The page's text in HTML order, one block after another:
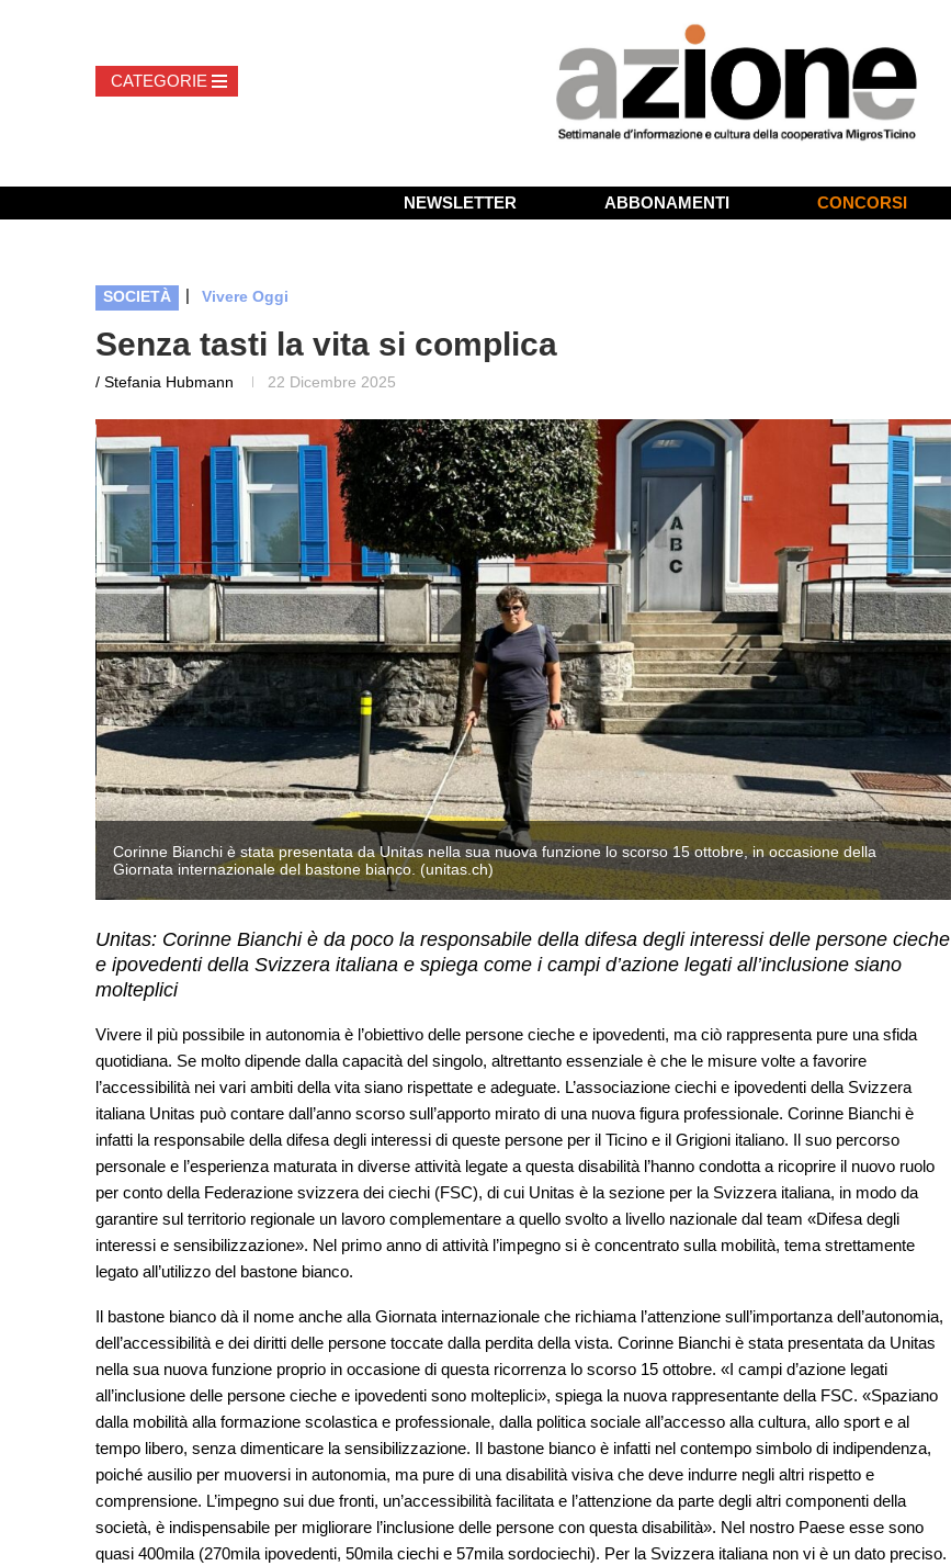
NEWSLETTER ABBONAMENTI CONCORSI
SOCIETÀ | Vivere Oggi
Senza tasti la vita si complica
/ Stefania Hubmann 22 Dicembre 2025
Corinne Bianchi è stata presentata da Unitas nella sua nuova funzione lo scorso 15 ottobre, in occasione della
Giornata internazionale del bastone bianco. (unitas.ch)
Unitas: Corinne Bianchi è da poco la responsabile della difesa degli interessi delle persone cieche
e ipovedenti della Svizzera italiana e spiega come i campi d’azione legati all’inclusione siano
molteplici
Vivere il più possibile in autonomia è l’obiettivo delle persone cieche e ipovedenti, ma ciò rappresenta pure una sfida
quotidiana. Se molto dipende dalla capacità del singolo, altrettanto essenziale è che le misure volte a favorire
l’accessibilità nei vari ambiti della vita siano rispettate e adeguate. L’associazione ciechi e ipovedenti della Svizzera
italiana Unitas può contare dall’anno scorso sull’apporto mirato di una nuova figura professionale. Corinne Bianchi è
infatti la responsabile della difesa degli interessi di queste persone per il Ticino e il Grigioni italiano. Il suo percorso
personale e l’esperienza maturata in diverse attività legate a questa disabilità l’hanno condotta a ricoprire il nuovo ruolo
per conto della Federazione svizzera dei ciechi (FSC), di cui Unitas è la sezione per la Svizzera italiana, in modo da
garantire sul territorio regionale un lavoro complementare a quello svolto a livello nazionale dal team «Difesa degli
interessi e sensibilizzazione». Nel primo anno di attività l’impegno si è concentrato sulla mobilità, tema strettamente
legato all’utilizzo del bastone bianco.
Il bastone bianco dà il nome anche alla Giornata internazionale che richiama l’attenzione sull’importanza dell’autonomia,
dell’accessibilità e dei diritti delle persone toccate dalla perdita della vista. Corinne Bianchi è stata presentata da Unitas
nella sua nuova funzione proprio in occasione di questa ricorrenza lo scorso 15 ottobre. «I campi d’azione legati
all’inclusione delle persone cieche e ipovedenti sono molteplici», spiega la nuova rappresentante della FSC. «Spaziano
dalla mobilità alla formazione scolastica e professionale, dalla politica sociale all’accesso alla cultura, allo sport e al
tempo libero, senza dimenticare la sensibilizzazione. Il bastone bianco è infatti nel contempo simbolo di indipendenza,
poiché ausilio per muoversi in autonomia, ma pure di una disabilità visiva che deve indurre negli altri rispetto e
comprensione. L’impegno sui due fronti, un’accessibilità facilitata e l’attenzione da parte degli altri componenti della
società, è indispensabile per migliorare l’inclusione delle persone con questa disabilità». Nel nostro Paese esse sono
quasi 400mila (270mila ipovedenti, 50mila ciechi e 57mila sordociechi). Per la Svizzera italiana non vi è un dato preciso.